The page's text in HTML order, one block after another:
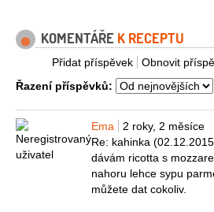
KOMENTÁŘE K RECEPTU
Obnovit
Přidat příspěvek
Řazení příspěvků:
Ema 2 roky, 2 měsíce
Re: kahinka
dávám ricotta s
nahoru lehce sypu
můžete dat cokoliv.